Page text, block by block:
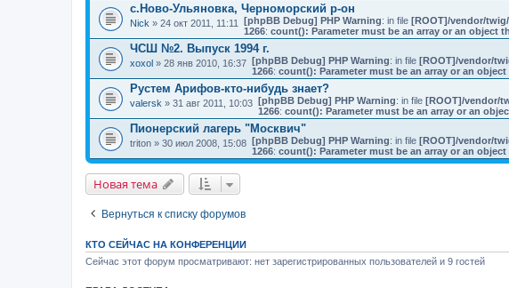
с.Ново-Ульяновка, Черноморский р-он
Nick » 24 окт 2011, 11:11 [phpBB Debug] PHP Warning: in file [ROOT]/vendor/
1266: count(): Parameter must be an array or an object
ЧСШ №2. Выпуск 1994 г.
xoxol » 28 янв 2010, 16:37 [phpBB Debug] PHP Warning: in file [ROOT]/vendor/
1266: count(): Parameter must be an array or an
Рустем Арифов-кто-нибудь знает?
valersk » 31 авг 2011, 10:03 [phpBB Debug] PHP Warning: in file [ROOT]/vendor/
1266: count(): Parameter must be an array or an
Пионерский лагерь "Москвич"
triton » 30 июл 2008, 15:08 [phpBB Debug] PHP Warning: in file [ROOT]/vendor/
1266: count(): Parameter must be an array or an
Новая тема
Вернуться к списку форумов
КТО СЕЙЧАС НА КОНФЕРЕНЦИИ
Сейчас этот форум просматривают: нет зарегистрированных пользователей и 9 гостей